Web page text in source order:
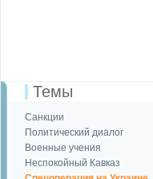
Темы
Санкции
Политический диалог
Военные учения
Неспокойный Кавказ